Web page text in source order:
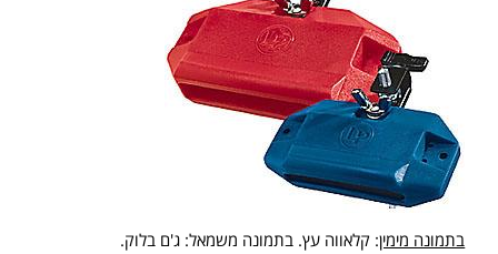
בתמונה מימין: קלאווה עץ. בתמונה משמאל: ג'ם בלוק.